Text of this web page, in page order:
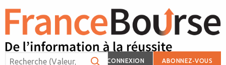
CONNEXION ABONNEZ-VOUS